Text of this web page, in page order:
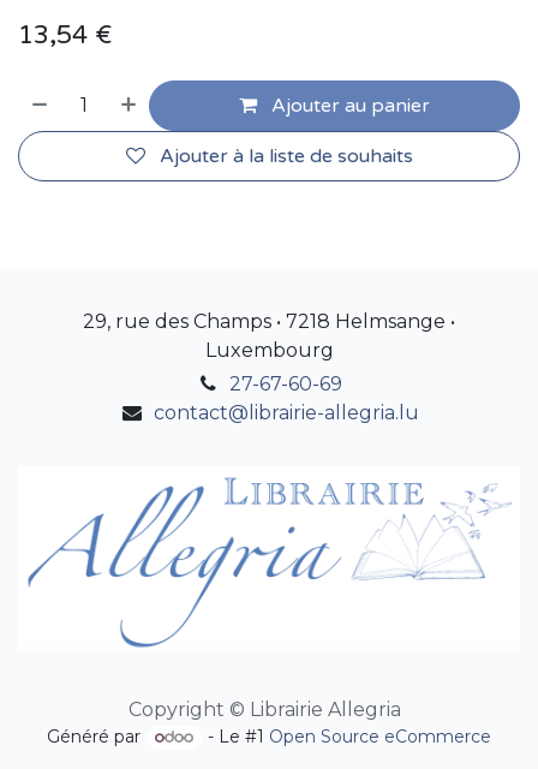
13,54 €
Ajouter au panier
Ajouter à la liste de souhaits
29, rue des Champs • 7218 Helmsange •
Luxembourg
27-67-60-69
contact@librairie-allegria.lu
Copyright © Librairie Allegria
Généré par - Le #1 Open Source eCommerce